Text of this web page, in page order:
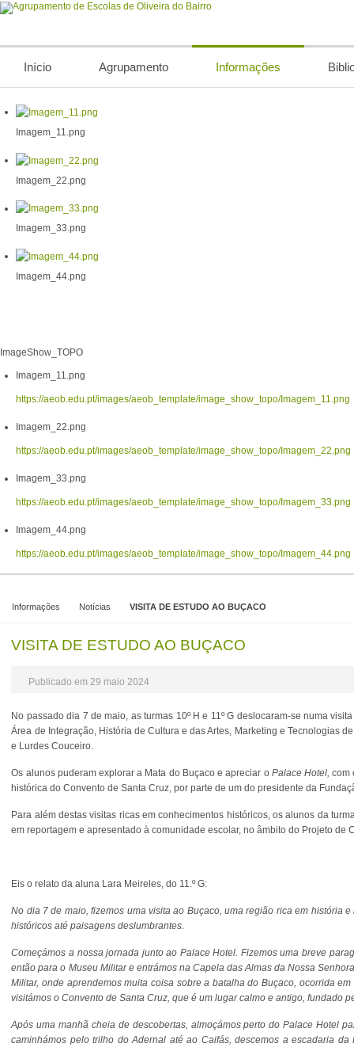
Início Agrupamento Informações
Imagem_11.png
Imagem_22.png
Imagem_33.png
Imagem_44.png
ImageShow_TOPO
Imagem_11.png
https://aeob.edu.pt/images/aeob_template/image_show_topo/Imagem_11.png
Imagem_22.png
https://aeob.edu.pt/images/aeob_template/image_show_topo/Imagem_22.png
Imagem_33.png
https://aeob.edu.pt/images/aeob_template/image_show_topo/Imagem_33.png
Imagem_44.png
https://aeob.edu.pt/images/aeob_template/image_show_topo/Imagem_44.png
Informações Notícias VISITA DE ESTUDO AO BUÇACO
VISITA DE ESTUDO AO BUÇACO
Publicado em 29 maio 2024
No passado dia 7 de maio, as turmas 10º H e 11º G deslocaram-se numa
Área de Integração, História de Cultura e das Artes, Marketing e Tecnologias
e Lurdes Couceiro.
Os alunos puderam explorar a Mata do Buçaco e apreciar o Palace Hotel, com
histórica do Convento de Santa Cruz, por parte de um do presidente da
Para além destas visitas ricas em conhecimentos históricos, os alunos da
em reportagem e apresentado à comunidade escolar, no âmbito do Projeto de
Eis o relato da aluna Lara Meireles, do 11.º G:
No dia 7 de maio, fizemos uma visita ao Buçaco, uma região rica em história
históricos até paisagens deslumbrantes.
Começámos a nossa jornada junto ao Palace Hotel. Fizemos uma breve
então para o Museu Militar e entrámos na Capela das Almas da Nossa
Militar, onde aprendemos muita coisa sobre a batalha do Buçaco, ocorrida
visitámos o Convento de Santa Cruz, que é um lugar calmo e antigo, fundado
Após uma manhã cheia de descobertas, almoçámos perto do Palace Hotel
caminhámos pelo trilho do Adernal até ao Caifás, descemos a escadaria